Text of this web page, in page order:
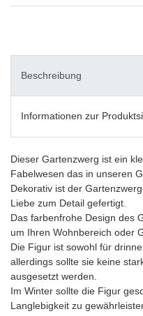
Beschreibung
Informationen zur
Dieser Gartenzwerg ist ein
Fabelwesen das in unseren
Dekorativ ist der
Liebe zum Detail gefertigt.
Das farbenfrohe Design des
um Ihren Wohnbereich oder
Die Figur ist sowohl für
allerdings sollte sie keine
ausgesetzt werden.
Im Winter sollte die Figur
Langlebigkeit zu